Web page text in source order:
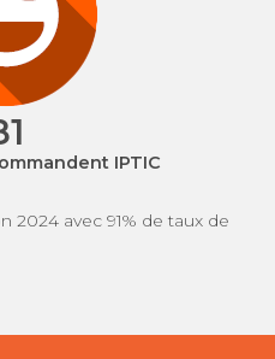
IPTIC
2024 avec 91% de taux de